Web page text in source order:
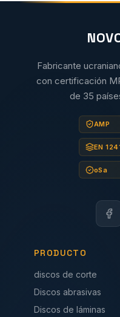
Fabricante
con certificación
de 35
AMP
EN
oSa
PRODUCTO
discos de corte
Discos abrasivas
Discos de láminas